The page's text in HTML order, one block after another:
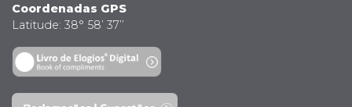
Coordenadas GPS
Latitude: 38° 58’ 37’’